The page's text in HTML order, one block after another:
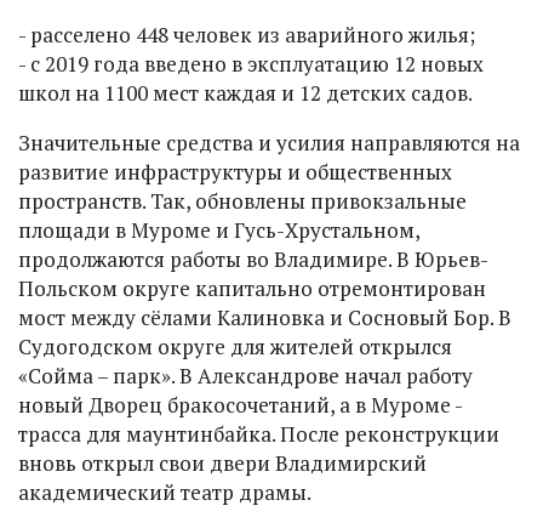
- расселено 448 человек из аварийного жилья;
- с 2019 года введено в эксплуатацию 12 новых
школ на 1100 мест каждая и 12 детских садов.
Значительные средства и усилия направляются на
развитие инфраструктуры и общественных
пространств. Так, обновлены привокзальные
площади в Муроме и Гусь-Хрустальном,
продолжаются работы во Владимире. В Юрьев-
Польском округе капитально отремонтирован
мост между сёлами Калиновка и Сосновый Бор. В
Судогодском округе для жителей открылся
«Сойма – парк». В Александрове начал работу
новый Дворец бракосочетаний, а в Муроме -
трасса для маунтинбайка. После реконструкции
вновь открыл свои двери Владимирский
академический театр драмы.